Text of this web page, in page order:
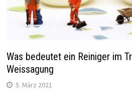
Was bedeutet ein Reiniger im
Weissagung
5. März 2021